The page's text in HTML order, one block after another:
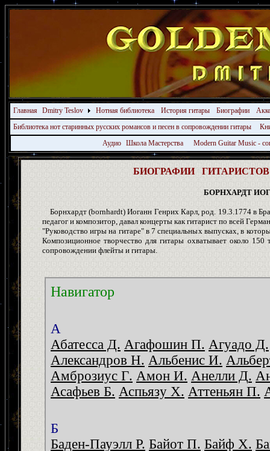
Главная Dmitry Teslov Нотная библиотека История гитары Биографии
Библиотека нот старинных русских романсов и песен в сопровождении гитары
Аудио Школа Мастерства Modern Guitar Music -
БИОГРАФИИ ГИТАРИСТОВ
БОРНХАРДТ
Борнхардт (bornhardt) Иоганн Генрих Карл, род. 19.3.1774 в
педагог и композитор, давал концерты как гитарист по всей
"Руководство игры на гитаре" в 7 специальных выпусках, в
Композиционное творчество для гитары охватывает около
сопровождении флейты и гитары.